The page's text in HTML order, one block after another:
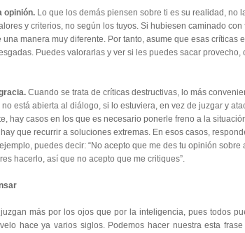
opinión. Lo que los demás piensen sobre ti es su realidad, no
y criterios, no según los tuyos. Si hubiesen caminado
manera muy diferente. Por tanto, asume que esas críticas
Puedes valorarlas y ver si les puedes sacar
Cuando se trata de críticas destructivas, lo más
está abierta al diálogo, si lo estuviera, en vez de juzgar y
hay casos en los que es necesario ponerle freno a la
que recurrir a soluciones extremas. En esos casos,
puedes decir: “No acepto que me des tu opinión sobre
hacerlo, así que no acepto que me critiques”.
más por los ojos que por la inteligencia, pues todos
hace ya varios siglos. Podemos hacer nuestra esta